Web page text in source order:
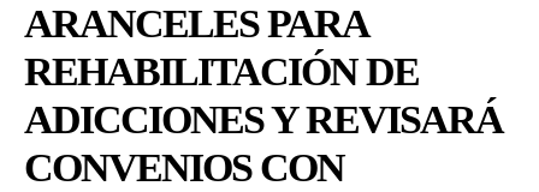
ARANCELES PARA
REHABILITACIÓN DE
ADICCIONES Y REVISARÁ
CONVENIOS CON